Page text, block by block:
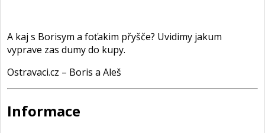
A kaj s Borisym a foťakim přyšče? Uvidimy jakum
vyprave zas dumy do kupy.
Ostravaci.cz – Boris a Aleš
Informace